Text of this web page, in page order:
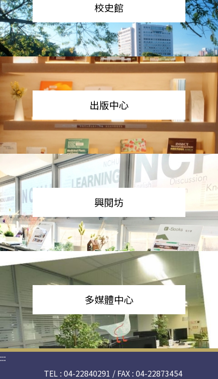
校史館
出版中心
興閱坊
多媒體中心
:::
TEL : 04-22840291 / FAX : 04-22873454